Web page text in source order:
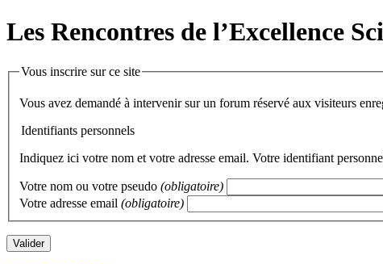
Les Rencontres de l’Excellence
Vous inscrire sur ce site
Vous avez demandé à intervenir sur un forum réservé aux
Identifiants personnels
Indiquez ici votre nom et votre adresse email. Votre identifiant
Votre nom ou votre pseudo (obligatoire)
Votre adresse email (obligatoire)